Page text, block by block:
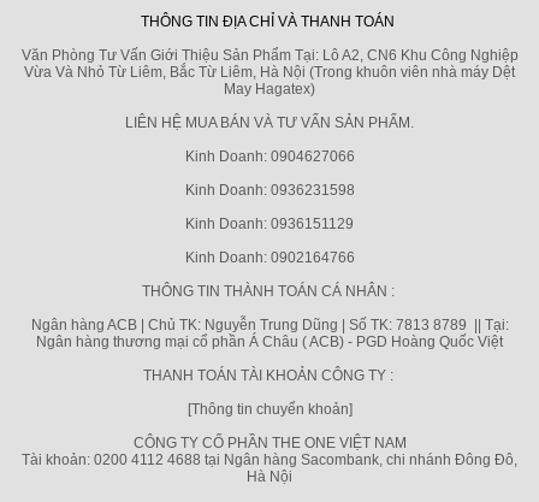
THÔNG TIN ĐỊA CHỈ VÀ THANH TOÁN
Văn Phòng Tư Vấn Giới Thiệu Sản Phẩm Tại: Lô A2, CN6 Khu Công Nghiệp
Vừa Và Nhỏ Từ Liêm, Bắc Từ Liêm, Hà Nội (Trong khuôn viên nhà máy Dệt
May Hagatex)
LIÊN HỆ MUA BÁN VÀ TƯ VẤN SẢN PHẨM.
Kinh Doanh: 0904627066
Kinh Doanh: 0936231598
Kinh Doanh: 0936151129
Kinh Doanh: 0902164766
THÔNG TIN THÀNH TOÁN CÁ NHÂN :
Ngân hàng ACB | Chủ TK: Nguyễn Trung Dũng | Số TK: 7813 8789 || Tại:
Ngân hàng thương mại cổ phần Á Châu ( ACB) - PGD Hoàng Quốc Việt
THANH TOÁN TÀI KHOẢN CÔNG TY :
[Thông tin chuyển khoản]
CÔNG TY CỔ PHẦN THE ONE VIỆT NAM
Tài khoản: 0200 4112 4688 tại Ngân hàng Sacombank, chi nhánh Đông Đô,
Hà Nội